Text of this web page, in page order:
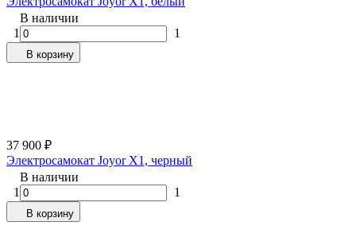
В наличии
1
1
В корзину
37 900 ₽
Электросамокат Joyor X1, черный
В наличии
1
1
В корзину